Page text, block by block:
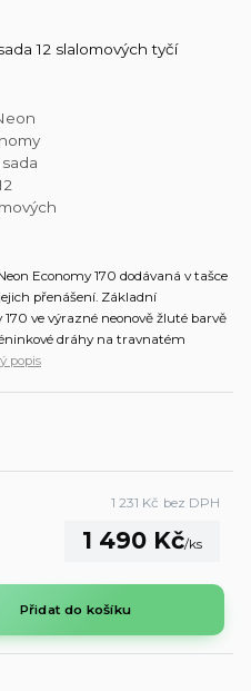
Economy 170 dodávaná v tašce
přenášení. Základní
ve výrazné neonově žluté barvě
dráhy na travnatém
popis
1 490 Kč/ks
1 231 Kč bez DPH
Přidat do košíku